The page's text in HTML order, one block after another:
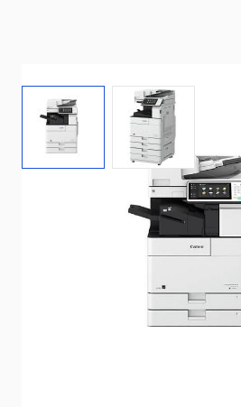
View larger imageView larger
État: Reconditionné par le
Mode d'expédition: Europalette